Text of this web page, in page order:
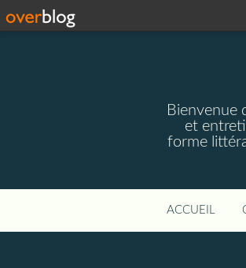
Bienvenue
et
forme
ACCUEIL